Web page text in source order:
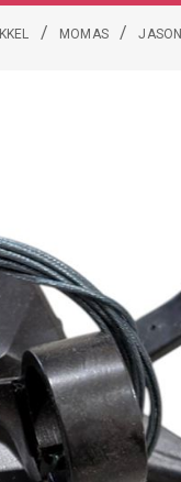
/ MOMAS / JASON